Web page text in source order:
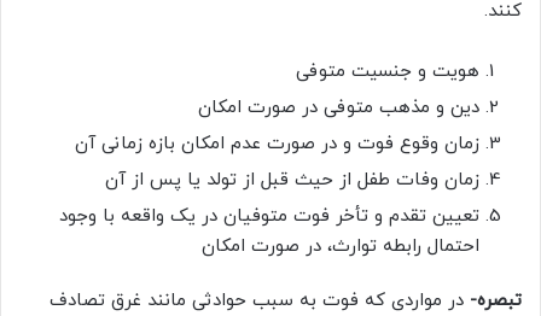
کنند.
هویت و جنسیت متوفی
دین و مذهب متوفی در صورت امکان
زمان وقوع فوت و در صورت عدم امکان بازه زمانی آن
زمان وفات طفل از حیث قبل از تولد یا پس از آن
تعیین تقدم و تأخر فوت متوفیان در یک واقعه با وجود
احتمال رابطه توارث، در صورت امکان
تبصره- در مواردی که فوت به سبب حوادثی مانند غرق تصادف